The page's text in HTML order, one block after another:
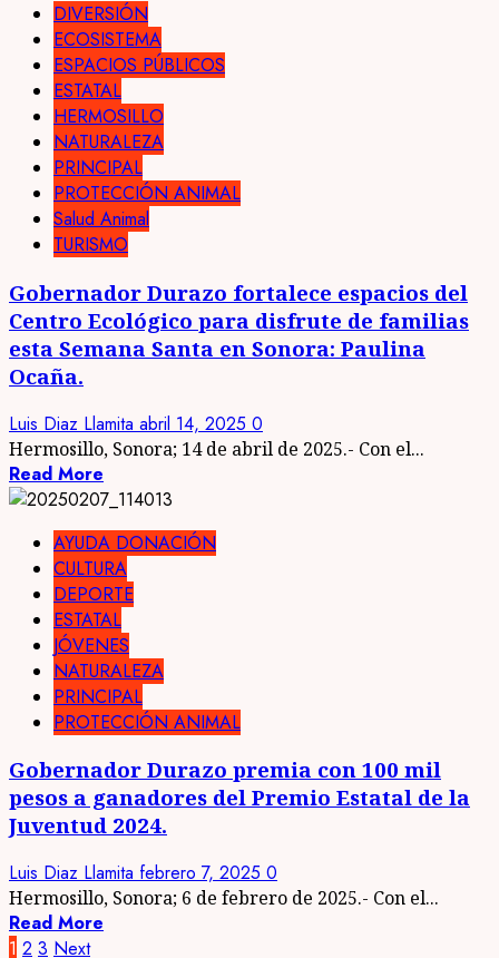
DIVERSIÓN
ECOSISTEMA
ESPACIOS PÚBLICOS
ESTATAL
HERMOSILLO
NATURALEZA
PRINCIPAL
PROTECCIÓN ANIMAL
Salud Animal
TURISMO
Gobernador Durazo fortalece espacios del
Centro Ecológico para disfrute de familias
esta Semana Santa en Sonora: Paulina
Ocaña.
Luis Diaz Llamita abril 14, 2025 0
Hermosillo, Sonora; 14 de abril de 2025.- Con el...
Read More
AYUDA DONACIÓN
CULTURA
DEPORTE
ESTATAL
JÓVENES
NATURALEZA
PRINCIPAL
PROTECCIÓN ANIMAL
Gobernador Durazo premia con 100 mil
pesos a ganadores del Premio Estatal de la
Juventud 2024.
Luis Diaz Llamita febrero 7, 2025 0
Hermosillo, Sonora; 6 de febrero de 2025.- Con el...
Read More
1 2 3 Next